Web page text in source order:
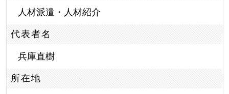
人材派遣・人材紹介
代表者名
兵庫直樹
所在地